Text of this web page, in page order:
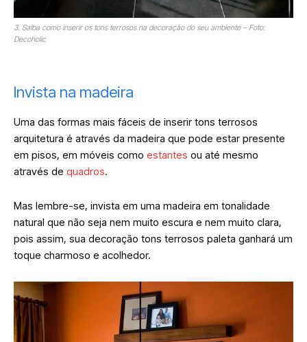
3. Saiba como inserir os tons terrosos na decoração do seu ambiente – Foto:
Decoholic
Invista na madeira
Uma das formas mais fáceis de inserir tons terrosos
arquitetura é através da madeira que pode estar presente
em pisos, em móveis como estantes ou até mesmo
através de quadros.
Mas lembre-se, invista em uma madeira em tonalidade
natural que não seja nem muito escura e nem muito clara,
pois assim, sua decoração tons terrosos paleta ganhará um
toque charmoso e acolhedor.